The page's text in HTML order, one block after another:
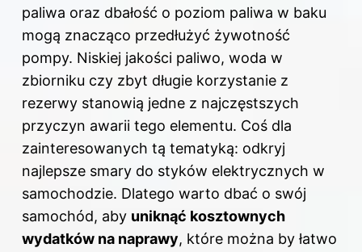
paliwa oraz dbałość o poziom paliwa w baku
mogą znacząco przedłużyć żywotność
pompy. Niskiej jakości paliwo, woda w
zbiorniku czy zbyt długie korzystanie z
rezerwy stanowią jedne z najczęstszych
przyczyn awarii tego elementu. Coś dla
zainteresowanych tą tematyką: odkryj
najlepsze smary do styków elektrycznych w
samochodzie. Dlatego warto dbać o swój
samochód, aby uniknąć kosztownych
wydatków na naprawy, które można by łatwo